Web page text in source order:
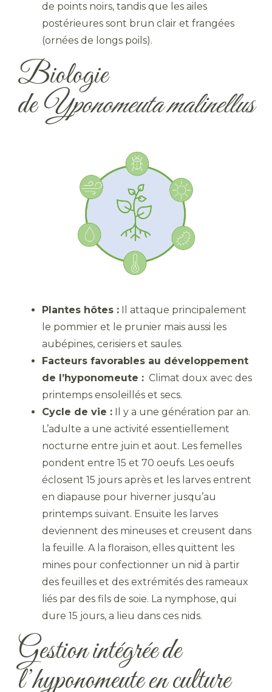
de points noirs, tandis que les ailes
postérieures sont brun clair et frangées
(ornées de longs poils).
Biologie
deYponomeuta malinellus
Plantes hôtes : Il attaque principalement
le pommier et le prunier mais aussi les
aubépines, cerisiers et saules.
Facteurs favorables au développement
de l’hyponomeute : Climat doux avec des
printemps ensoleillés et secs.
Cycle de vie : Il y a une génération par an.
L’adulte a une activité essentiellement
nocturne entre juin et aout. Les femelles
pondent entre 15 et 70 oeufs. Les oeufs
éclosent 15 jours après et les larves entrent
en diapause pour hiverner jusqu’au
printemps suivant. Ensuite les larves
deviennent des mineuses et creusent dans
la feuille. A la floraison, elles quittent les
mines pour confectionner un nid à partir
des feuilles et des extrémités des rameaux
liés par des fils de soie. La nymphose, qui
dure 15 jours, a lieu dans ces nids.
Gestion intégrée de
l’hyponomeute en culture